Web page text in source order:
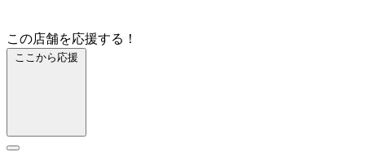
この店舗を応援する！
ここから応援